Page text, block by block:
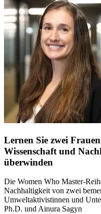
Lernen Sie zwei
Wissenschaft und
überwinden
Die Women Who Master-
Nachhaltigkeit von zwei
Umweltaktivistinnen und
Ph.D. und Ainura Sagyn